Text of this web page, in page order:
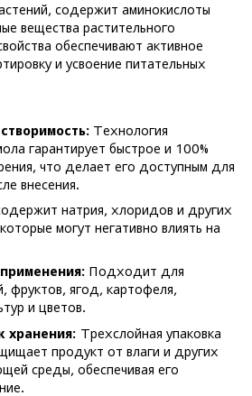
содержит аминокислоты
вещества растительного
обеспечивают активное
и усвоение питательных
Технология
гарантирует быстрое и 100%
что делает его доступным для
внесения.
натрия, хлоридов и других
могут негативно влиять на
Подходит для
фруктов, ягод, картофеля,
и цветов.
хранения: Трехслойная упаковка
продукт от влаги и других
среды, обеспечивая его